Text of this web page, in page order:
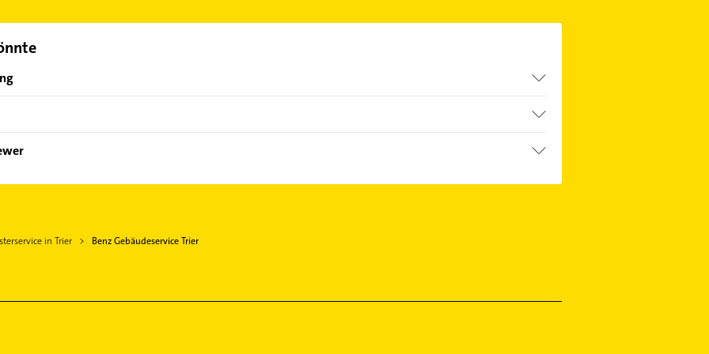
in Trier
Benz Gebäudeservice Trier